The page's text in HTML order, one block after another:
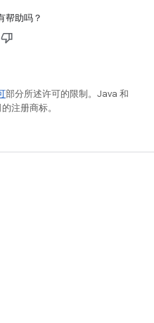
帮助吗？
部分所述许可的限制。Java 和
注册商标。